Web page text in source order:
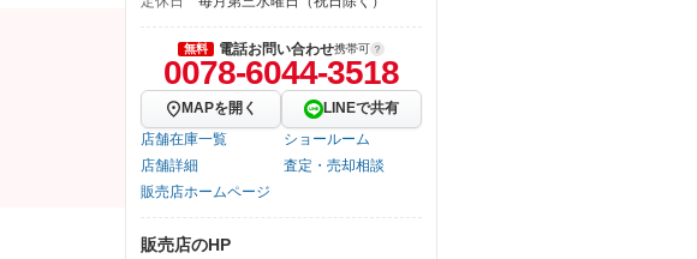
無料 電話お問い合わせ携帯可
0078-6044-3518
MAPを開く
LINEで共有
店舗在庫一覧
ショールーム
店舗詳細
査定・売却相談
販売店ホームページ
販売店のHP